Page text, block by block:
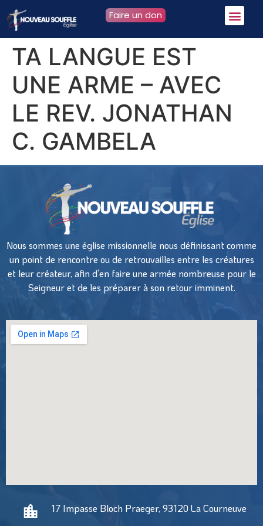
Faire un don
TA LANGUE EST
UNE ARME – AVEC
LE REV. JONATHAN
C. GAMBELA
Nous sommes une église missionnelle nous définissant comme
un point de rencontre ou de retrouvailles entre les créatures
et leur créateur, afin d’en faire une armée nombreuse pour le
Seigneur et de les préparer à son retour imminent.
17 Impasse Bloch Praeger, 93120 La Courneuve